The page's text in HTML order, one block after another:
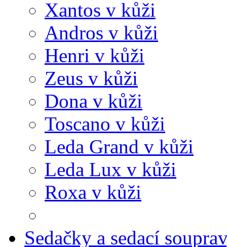
Xantos v kůži
Andros v kůži
Henri v kůži
Zeus v kůži
Dona v kůži
Toscano v kůži
Leda Grand v kůži
Leda Lux v kůži
Roxa v kůži
Sedačky a sedací